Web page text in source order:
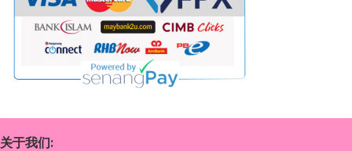
关于我们: